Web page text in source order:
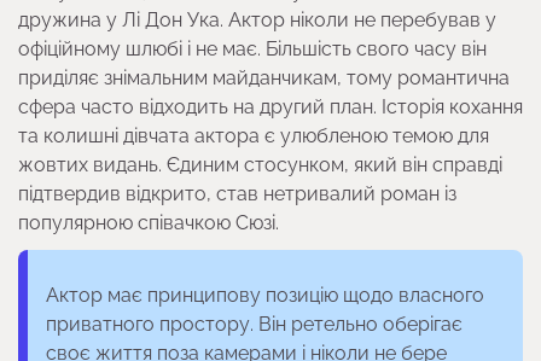
дружина у Лі Дон Ука. Актор ніколи не перебував у
офіційному шлюбі і не має. Більшість свого часу він
приділяє знімальним майданчикам, тому романтична
сфера часто відходить на другий план. Історія кохання
та колишні дівчата актора є улюбленою темою для
жовтих видань. Єдиним стосунком, який він справді
підтвердив відкрито, став нетривалий роман із
популярною співачкою Сюзі.
Актор має принципову позицію щодо власного
приватного простору. Він ретельно оберігає
своє життя поза камерами і ніколи не бере